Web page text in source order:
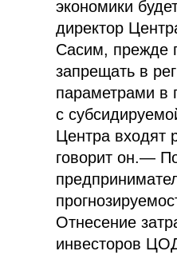
экономики
директор
Сасим, прежде
запрещать в
параметрами в
с
Центра входят
говорит он.—
Отнесение
инвесторов